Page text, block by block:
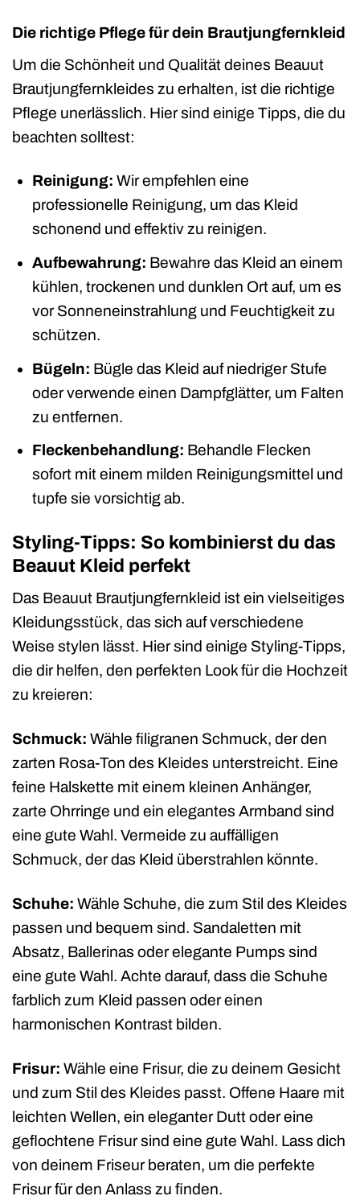
Die richtige Pflege für dein Brautjungfernkleid
Um die Schönheit und Qualität deines Beauut
Brautjungfernkleides zu erhalten, ist die richtige
Pflege unerlässlich. Hier sind einige Tipps, die du
beachten solltest:
Reinigung: Wir empfehlen eine
professionelle Reinigung, um das Kleid
schonend und effektiv zu reinigen.
Aufbewahrung: Bewahre das Kleid an einem
kühlen, trockenen und dunklen Ort auf, um es
vor Sonneneinstrahlung und Feuchtigkeit zu
schützen.
Bügeln: Bügle das Kleid auf niedriger Stufe
oder verwende einen Dampfglätter, um Falten
zu entfernen.
Fleckenbehandlung: Behandle Flecken
sofort mit einem milden Reinigungsmittel und
tupfe sie vorsichtig ab.
Styling-Tipps: So kombinierst du das
Beauut Kleid perfekt
Das Beauut Brautjungfernkleid ist ein vielseitiges
Kleidungsstück, das sich auf verschiedene
Weise stylen lässt. Hier sind einige Styling-Tipps,
die dir helfen, den perfekten Look für die Hochzeit
zu kreieren:
Schmuck: Wähle filigranen Schmuck, der den
zarten Rosa-Ton des Kleides unterstreicht. Eine
feine Halskette mit einem kleinen Anhänger,
zarte Ohrringe und ein elegantes Armband sind
eine gute Wahl. Vermeide zu auffälligen
Schmuck, der das Kleid überstrahlen könnte.
Schuhe: Wähle Schuhe, die zum Stil des Kleides
passen und bequem sind. Sandaletten mit
Absatz, Ballerinas oder elegante Pumps sind
eine gute Wahl. Achte darauf, dass die Schuhe
farblich zum Kleid passen oder einen
harmonischen Kontrast bilden.
Frisur: Wähle eine Frisur, die zu deinem Gesicht
und zum Stil des Kleides passt. Offene Haare mit
leichten Wellen, ein eleganter Dutt oder eine
geflochtene Frisur sind eine gute Wahl. Lass dich
von deinem Friseur beraten, um die perfekte
Frisur für den Anlass zu finden.